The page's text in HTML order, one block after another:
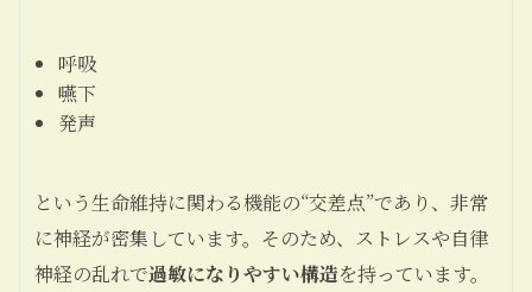
呼吸
嚥下
発声
という生命維持に関わる機能の“交差点”であり、非常
に神経が密集しています。そのため、ストレスや自律
神経の乱れで過敏になりやすい構造を持っています。